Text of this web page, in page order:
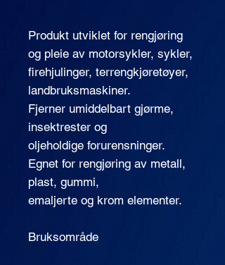
Produkt utviklet for rengjøring
og pleie av motorsykler, sykler,
firehjulinger, terrengkjøretøyer,
landbruksmaskiner.
Fjerner umiddelbart gjørme,
insektrester og
oljeholdige forurensninger.
Egnet for rengjøring av metall,
plast, gummi,
emaljerte og krom elementer.
Bruksområde